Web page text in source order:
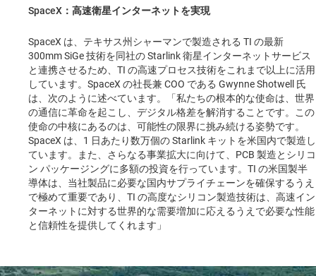
SpaceX：高速衛星インターネットを実現
SpaceX は、テキサス州シャーマンで製造される TI の最新
300mm SiGe 技術を同社の Starlink 衛星インターネットサービス
と連携させるため、TI の高速プロセス技術をこれまで以上に活用
しています。SpaceX の社長兼 COO である Gwynne Shotwell 氏
は、次のように述べています。「私たちの根本的な使命は、世界
の通信に革命を起こし、デジタル格差を解消することです。この
使命の中核にあるのは、可能性の限界に挑み続ける姿勢です。
SpaceX は、1 日あたり数万個の Starlink キットを米国内で製造し
ています。また、さらなる事業拡大に向けて、PCB 製造とシリコ
ン パッケージングに多額の投資を行っています。TI の米国製半
導体は、当社製品に必要な国内サプライチェーンを確保するうえ
で極めて重要であり、TI の高度なシリコン製造技術は、高速イン
ターネットに対する世界的な需要増加に応えるうえで必要な性能
と信頼性を提供してくれます」